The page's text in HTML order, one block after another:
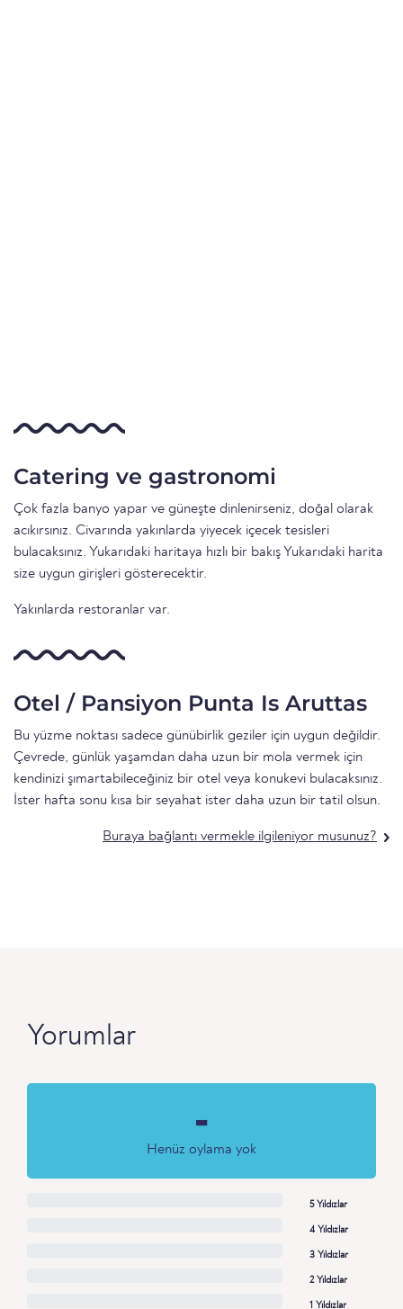
Catering ve gastronomi
Çok fazla banyo yapar ve güneşte dinlenirseniz, doğal olarak
acıkırsınız. Civarında yakınlarda yiyecek içecek tesisleri
bulacaksınız. Yukarıdaki haritaya hızlı bir bakış Yukarıdaki harita
size uygun girişleri gösterecektir.
Yakınlarda restoranlar var.
Otel / Pansiyon Punta Is Aruttas
Bu yüzme noktası sadece günübirlik geziler için uygun değildir.
Çevrede, günlük yaşamdan daha uzun bir mola vermek için
kendinizi şımartabileceğiniz bir otel veya konukevi bulacaksınız.
İster hafta sonu kısa bir seyahat ister daha uzun bir tatil olsun.
Buraya bağlantı vermekle ilgileniyor musunuz?
Yorumlar
-
Henüz oylama yok
5 Yıldızlar
4 Yıldızlar
3 Yıldızlar
2 Yıldızlar
1 Yıldızlar